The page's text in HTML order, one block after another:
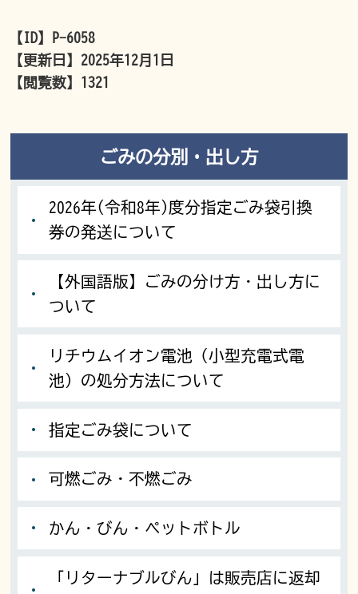
【ID】
P-6058
【更新日】 2025年12月1日
【閲覧数】 1321
ごみの分別・出し方
2026年(令和8年)度分指定ごみ袋引換
券の発送について
【外国語版】ごみの分け方・出し方に
ついて
リチウムイオン電池（小型充電式電
池）の処分方法について
指定ごみ袋について
可燃ごみ・不燃ごみ
かん・びん・ペットボトル
「リターナブルびん」は販売店に返却